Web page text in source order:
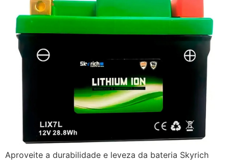
Aproveite a durabilidade e leveza da bateria Skyrich